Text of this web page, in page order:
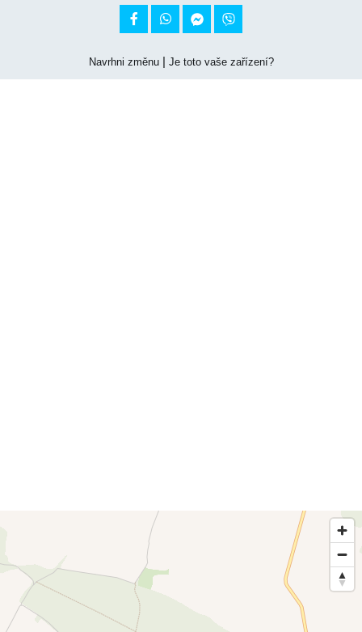
 
Navrhni změnu| Je toto vaše zařízení?